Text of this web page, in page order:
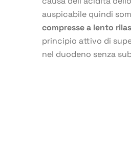
auspicabile quindi
compresse a lento
principio attivo di
nel duodeno senza